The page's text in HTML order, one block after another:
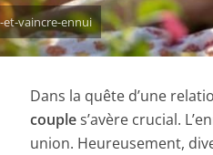
et-vaincre-ennui
Dans la quête d’une
couples’avère crucial.
union. Heureusement,